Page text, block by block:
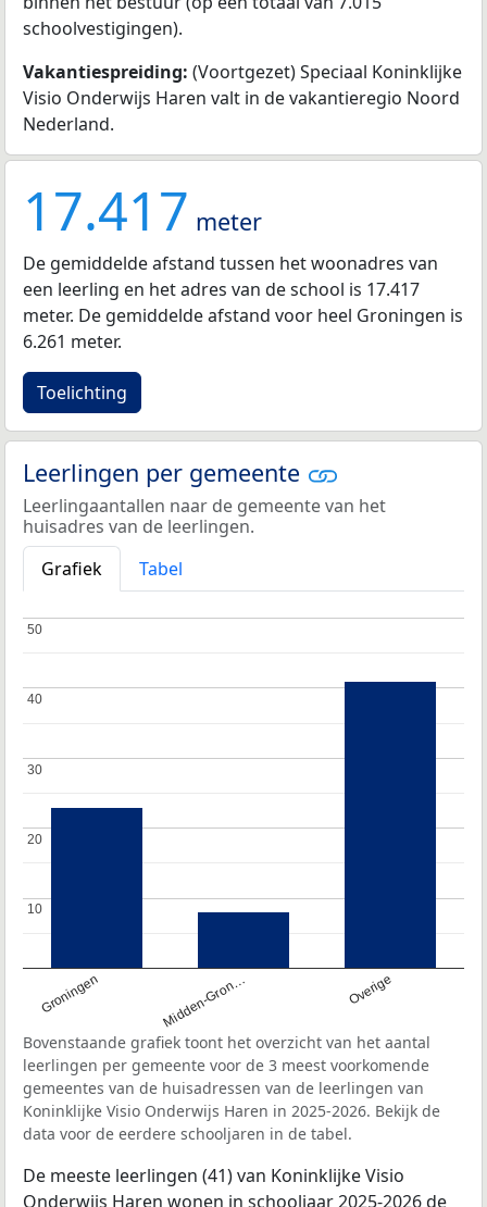
schoolvestigingen).
Vakantiespreiding: (Voortgezet) Speciaal Koninklijke
Visio Onderwijs Haren valt in de vakantieregio Noord
Nederland.
17.417 meter
De gemiddelde afstand tussen het woonadres van
een leerling en het adres van de school is 17.417
meter. De gemiddelde afstand voor heel Groningen is
6.261 meter.
Toelichting
Leerlingen per gemeente
Leerlingaantallen naar de gemeente van het
huisadres van de leerlingen.
Grafiek
Tabel
Groningen Midden-Gron… Overige
10
10
20
20
30
30
40
40
50
50
Bovenstaande grafiek toont het overzicht van het aantal
leerlingen per gemeente voor de 3 meest voorkomende
gemeentes van de huisadressen van de leerlingen van
Koninklijke Visio Onderwijs Haren in 2025-2026. Bekijk de
data voor de eerdere schooljaren in de tabel.
De meeste leerlingen (41) van Koninklijke Visio
Onderwijs Haren wonen in schooljaar 2025-2026 de